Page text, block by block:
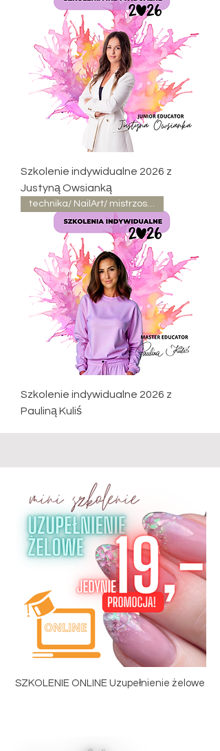
Szkolenie indywidualne 2026 z
Justyną Owsianką
technika/ NailArt/ mistrzostwa
Szkolenie indywidualne 2026 z
Pauliną Kuliś
SZKOLENIE ONLINE Uzupełnienie żelowe